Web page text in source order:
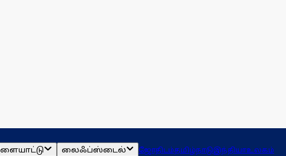
லைஃப்ஸ்டைல் ஜோதிடம்தமிழ்நாடுஇந்தியாஉலகம்